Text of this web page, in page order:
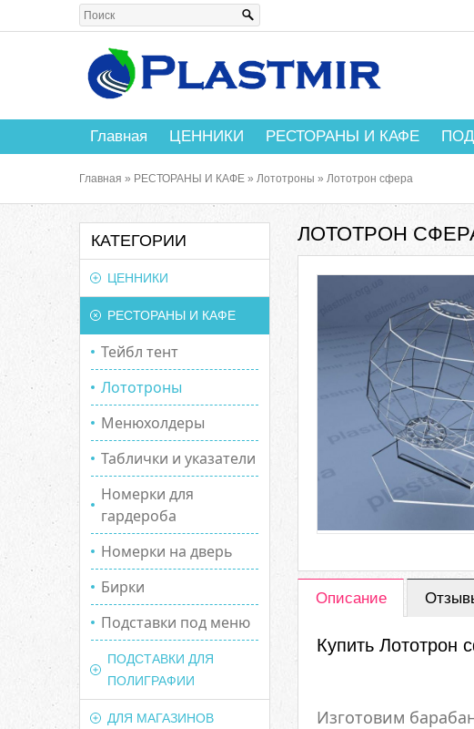
Главная ЦЕННИКИ РЕСТОРАНЫ И КАФЕ
Главная » РЕСТОРАНЫ И КАФЕ » Лототроны » Лототрон сфера
КАТЕГОРИИ
ЦЕННИКИ
РЕСТОРАНЫ И КАФЕ
Тейбл тент
Лототроны
Менюхолдеры
Таблички и указатели
Номерки для
гардероба
Номерки на дверь
Бирки
Подставки под меню
ПОДСТАВКИ ДЛЯ
ПОЛИГРАФИИ
ДЛЯ МАГАЗИНОВ
ЛОТОТРОН
Описание
Купить Лототрон
Изготовим